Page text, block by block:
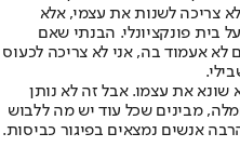
צריכה לשנות את עצמי, אלא
בית פונקציונלי. הבנתי שאם
אעמוד בה, אני לא צריכה לכעוס
את עצמו. אבל זה לא נותן
מבינים שכל עוד יש מה ללבוש
אנשים נמצאים בפיגור כביסות.